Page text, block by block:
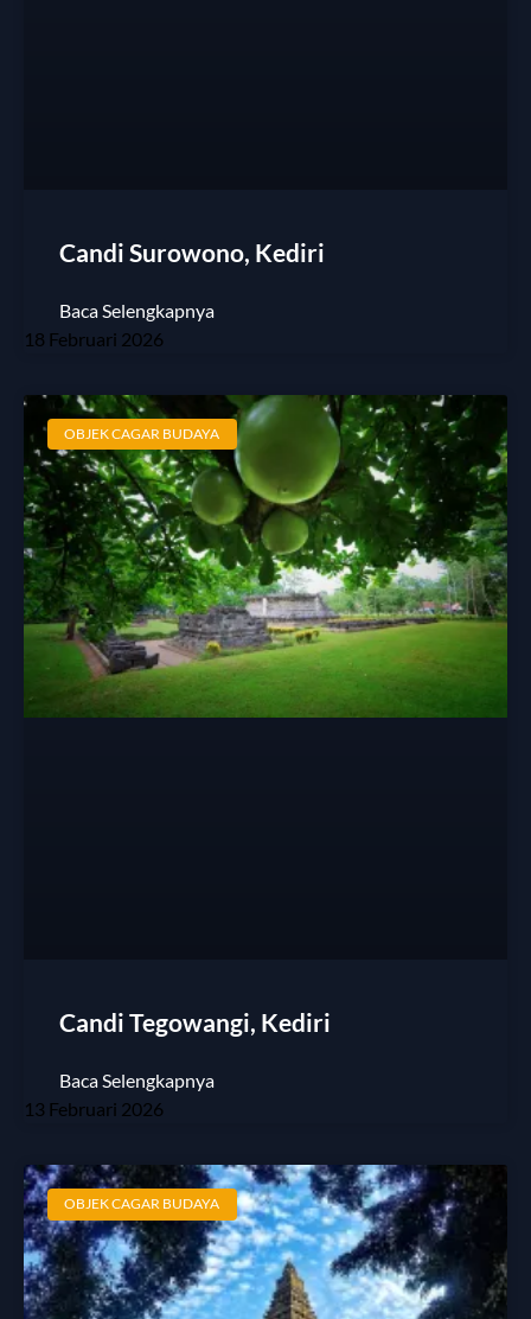
Candi Surowono, Kediri
Baca Selengkapnya
18 Februari 2026
OBJEK CAGAR BUDAYA
Candi Tegowangi, Kediri
Baca Selengkapnya
13 Februari 2026
OBJEK CAGAR BUDAYA